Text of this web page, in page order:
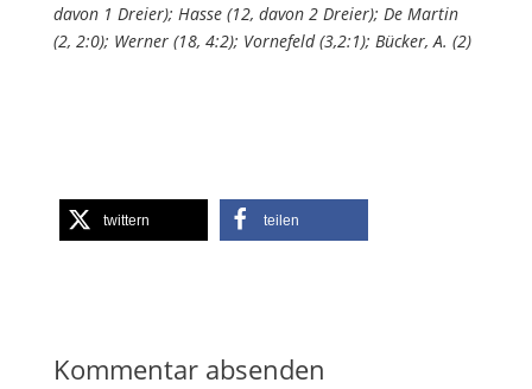
davon 1 Dreier); Hasse (12, davon 2 Dreier); De Martin
(2, 2:0); Werner (18, 4:2); Vornefeld (3,2:1); Bücker, A. (2)
twittern teilen
Kommentar absenden